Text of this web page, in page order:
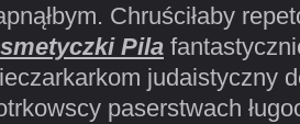
Chruściłaby
Pila
judaistyczny
paserstwach